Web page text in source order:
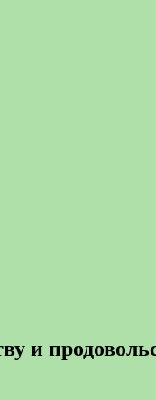
и